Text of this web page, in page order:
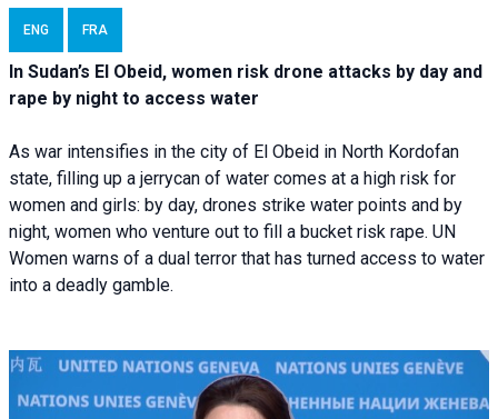
ENG FRA
In Sudan’s El Obeid, women risk drone attacks by day and
rape by night to access water
As war intensifies in the city of El Obeid in North Kordofan
state, filling up a jerrycan of water comes at a high risk for
women and girls: by day, drones strike water points and by
night, women who venture out to fill a bucket risk rape. UN
Women warns of a dual terror that has turned access to water
into a deadly gamble.